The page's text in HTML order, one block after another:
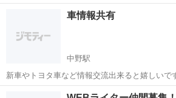
2時間ほどの帯同でケガやアクシデントがあっ
れ入りますが30歳まで...
中野区 中野駅
車情報共有
中野駅
新車やトヨタ車など情報交流出来ると嬉しいで
その他